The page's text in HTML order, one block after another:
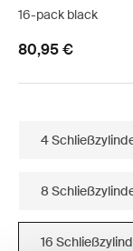
16-pack black
80,95 €
4
8
16